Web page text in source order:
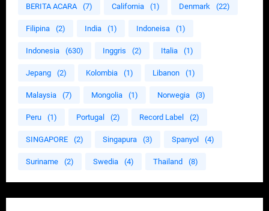
BERITA ACARA (7) California (1) Denmark (22)
Filipina (2) India (1) Indoneisa (1)
Indonesia (630) Inggris (2) Italia (1)
Jepang (2) Kolombia (1) Libanon (1)
Malaysia (7) Mongolia (1) Norwegia (3)
Peru (1) Portugal (2) Record Label (2)
SINGAPORE (2) Singapura (3) Spanyol (4)
Suriname (2) Swedia (4) Thailand (8)